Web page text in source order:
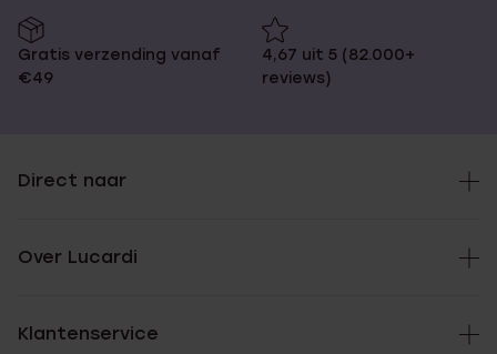
Gratis verzending vanaf
€49
4,67 uit 5 (82.000+
reviews)
Direct naar
Over Lucardi
Klantenservice